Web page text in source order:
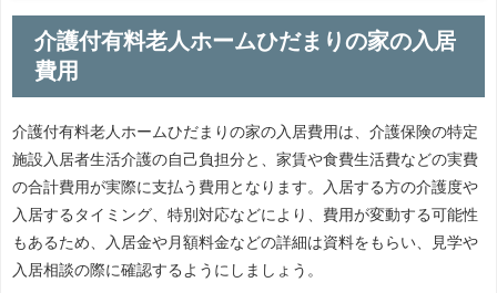
介護付有料老人ホームひだまりの家の入居
費用
介護付有料老人ホームひだまりの家の入居費用は、介護保険の特定
施設入居者生活介護の自己負担分と、家賃や食費生活費などの実費
の合計費用が実際に支払う費用となります。入居する方の介護度や
入居するタイミング、特別対応などにより、費用が変動する可能性
もあるため、入居金や月額料金などの詳細は資料をもらい、見学や
入居相談の際に確認するようにしましょう。